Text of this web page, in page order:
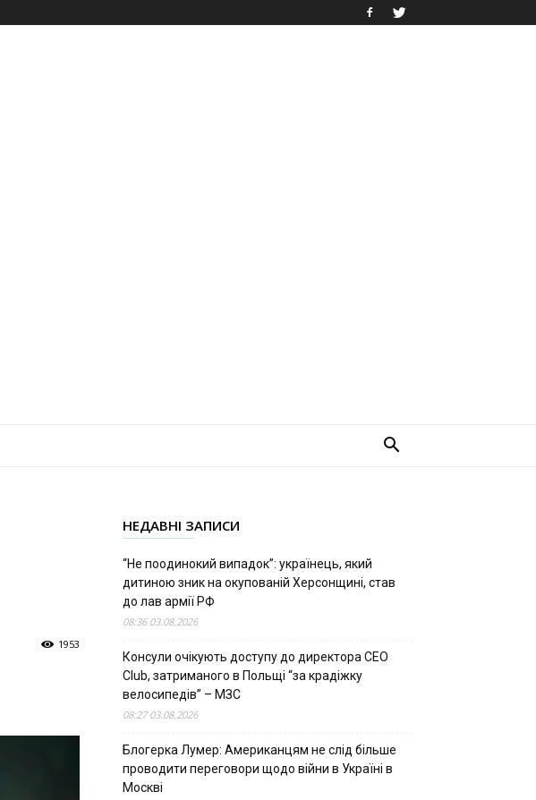
1953
НЕДАВНІ ЗАПИСИ
“Не поодинокий випадок”: українець, який
дитиною зник на окупованій Херсонщині, став
до лав армії РФ
08:36 03.08.2026
Консули очікують доступу до директора CEO
Club, затриманого в Польщі “за крадіжку
велосипедів” – МЗС
08:27 03.08.2026
Блогерка Лумер: Американцям не слід більше
проводити переговори щодо війни в Україні в
Москві